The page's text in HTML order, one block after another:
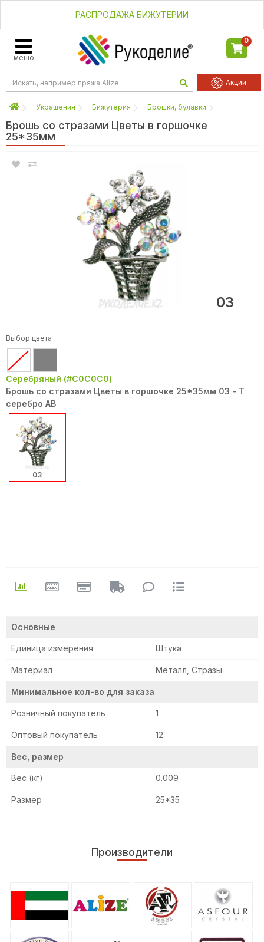
РАСПРОДАЖА БИЖУТЕРИИ
меню
0
Акции
Украшения Бижутерия Брошки, булавки
Брошь со стразами Цветы в горшочке
25*35мм
03
Основные
Единица измерения Штука
Материал Металл, Стразы
Минимальное кол-во для заказа
Розничный покупатель 1
Оптовый покупатель 12
Вес, размер
Вес (кг) 0.009
Размер 25*35
Выбор цвета
Серебряный (#C0C0C0)
Брошь со стразами Цветы в горшочке 25*35мм 03 - Т
серебро АВ
03
Производители